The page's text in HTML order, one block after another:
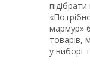
мармур»
товарів,
у виборі